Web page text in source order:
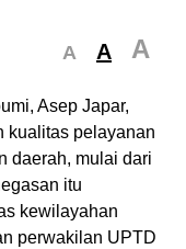
A A A
Asep Japar,
kualitas pelayanan
daerah, mulai dari
itu
kewilayahan
perwakilan UPTD